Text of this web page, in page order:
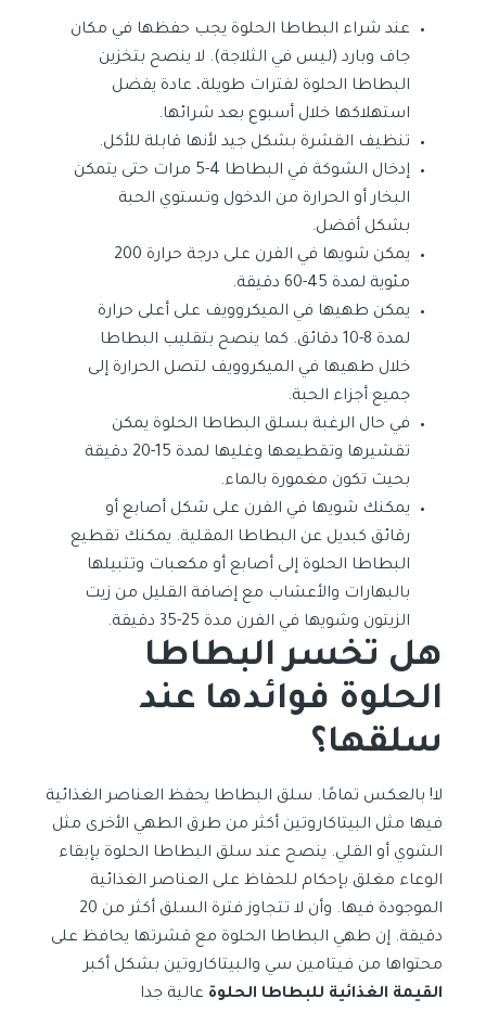
عند شراء البطاطا الحلوة يجب حفظها في مكان
جاف وبارد (ليس في الثلاجة). لا ينصح بتخزين
البطاطا الحلوة لفترات طويلة، عادة يفضل
استهلاكها خلال أسبوع بعد شرائها.
تنظيف القشرة بشكل جيد لأنها قابلة للأكل.
إدخال الشوكة في البطاطا 4-5 مرات حتى يتمكن
البخار أو الحرارة من الدخول وتستوي الحبة
بشكل أفضل.
يمكن شويها في الفرن على درجة حرارة 200
مئوية لمدة 45-60 دقيقة.
يمكن طهيها في الميكروويف على أعلى حرارة
لمدة 8-10 دقائق. كما ينصح بتقليب البطاطا
خلال طهيها في الميكروويف لتصل الحرارة إلى
جميع أجزاء الحبة.
في حال الرغبة بسلق البطاطا الحلوة يمكن
تقشيرها وتقطيعها وغليها لمدة 15-20 دقيقة
بحيث تكون مغمورة بالماء.
يمكنك شويها في الفرن على شكل أصابع أو
رقائق كبديل عن البطاطا المقلية. يمكنك تقطيع
البطاطا الحلوة إلى أصابع أو مكعبات وتتبيلها
بالبهارات والأعشاب مع إضافة القليل من زيت
الزيتون وشويها في الفرن مدة 25-35 دقيقة.
هل تخسر البطاطا
الحلوة فوائدها عند
سلقها؟
لا! بالعكس تمامًا. سلق البطاطا يحفظ العناصر الغذائية
فيها مثل البيتاكاروتين أكثر من طرق الطهي الأخرى مثل
الشوي أو القلي. ينصح عند سلق البطاطا الحلوة بإبقاء
الوعاء مغلق بإحكام للحفاظ على العناصر الغذائية
الموجودة فيها. وأن لا تتجاوز فترة السلق أكثر من 20
دقيقة. إن طهي البطاطا الحلوة مع قشرتها يحافظ على
محتواها من فيتامين سي والبيتاكاروتين بشكل أكبر
القيمة الغذائية للبطاطا الحلوة عالية جدا